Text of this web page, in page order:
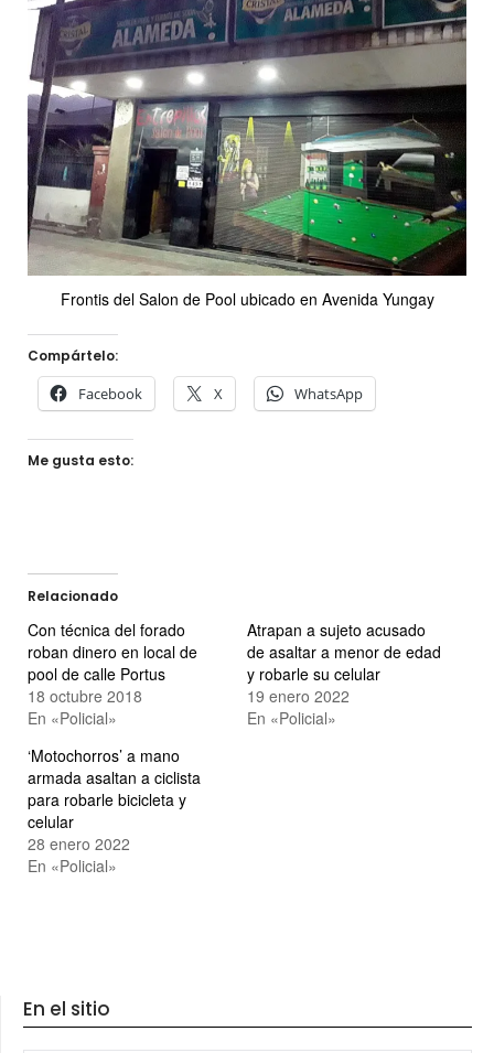
Frontis del Salon de Pool ubicado en Avenida Yungay
Compártelo:
Facebook X WhatsApp
Me gusta esto:
Relacionado
Con técnica del forado
roban dinero en local de
pool de calle Portus
18 octubre 2018
En «Policial»
Atrapan a sujeto acusado
de asaltar a menor de edad
y robarle su celular
19 enero 2022
En «Policial»
‘Motochorros’ a mano
armada asaltan a ciclista
para robarle bicicleta y
celular
28 enero 2022
En «Policial»
En el sitio